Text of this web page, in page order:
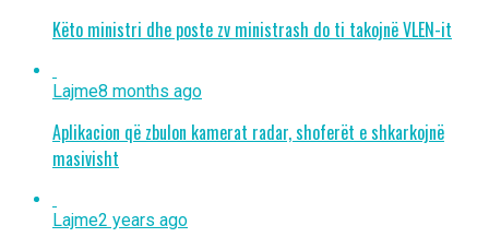
Këto ministri dhe poste zv ministrash do ti takojnë VLEN-it
Lajme8 months ago
Aplikacion që zbulon kamerat radar, shoferët e shkarkojnë
masivisht
Lajme2 years ago